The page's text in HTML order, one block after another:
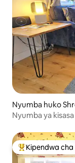
Nyumba huko
Nyumba ya
Kipendwa
Kipendwa